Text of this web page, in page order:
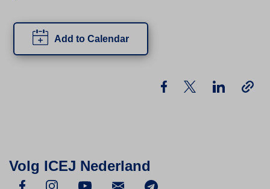
Add to Calendar
Volg ICEJ Nederland